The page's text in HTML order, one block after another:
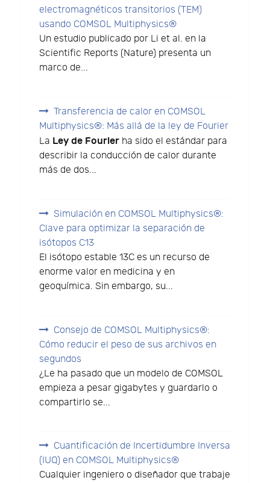
electromagnéticos transitorios (TEM)
usando COMSOL Multiphysics®
Un estudio publicado por Li et al. en la
Scientific Reports (Nature) presenta un
marco de...
Transferencia de calor en COMSOL
Multiphysics®: Más allá de la ley de Fourier
La Ley de Fourier ha sido el estándar para
describir la conducción de calor durante
más de dos...
Simulación en COMSOL Multiphysics®:
Clave para optimizar la separación de
isótopos C13
El isótopo estable 13C es un recurso de
enorme valor en medicina y en
geoquímica. Sin embargo, su...
Consejo de COMSOL Multiphysics®:
Cómo reducir el peso de sus archivos en
segundos
¿Le ha pasado que un modelo de COMSOL
empieza a pesar gigabytes y guardarlo o
compartirlo se...
Cuantificación de Incertidumbre Inversa
(IUQ) en COMSOL Multiphysics®
Cualquier ingeniero o diseñador que trabaje